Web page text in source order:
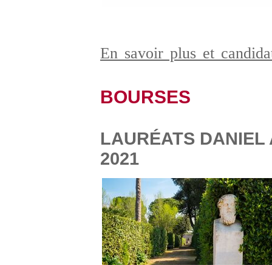
En savoir plus et
BOURSES
LAURÉATS DANIEL
2021